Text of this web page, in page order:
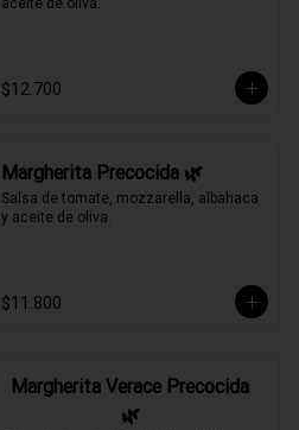
$12.700
Margherita Precocida 🌿
Salsa de tomate, mozzarella, albahaca
y aceite de oliva.
$11.800
Margherita Verace Precocida
🌿